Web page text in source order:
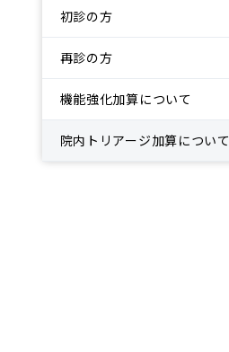
初診の方
再診の方
機能強化加算について
院内トリアージ加算について